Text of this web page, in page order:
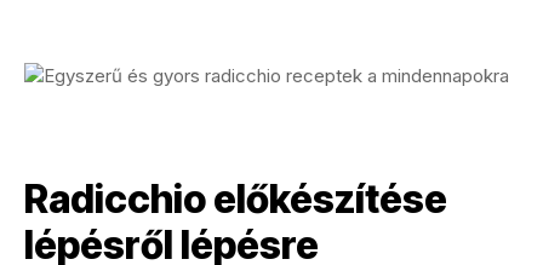
Radicchio előkészítése
lépésről lépésre